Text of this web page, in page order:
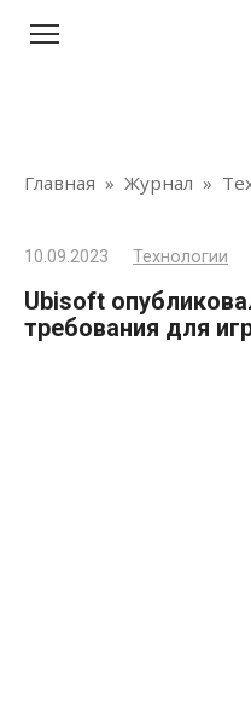
Главная » Журнал »
10.09.2023 Технологии
Ubisoft
требования для